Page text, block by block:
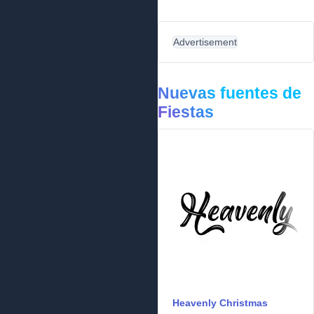
Advertisement
Nuevas fuentes de
Fiestas
Heavenly Christmas